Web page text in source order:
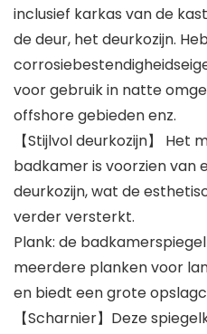
inclusief karkas van de
de deur, het deurkozijn.
voor gebruik in natte
offshore gebieden enz.
【Stijlvol deurkozijn】 Het
badkamer is voorzien van
deurkozijn, wat de
verder versterkt.
Plank: de
meerdere planken voor
en biedt een grote
【Scharnier】Deze